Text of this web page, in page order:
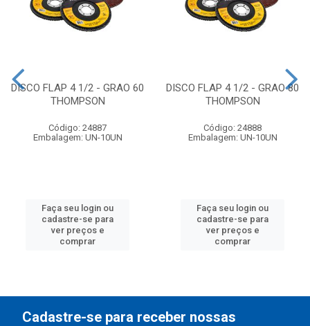
DISCO FLAP 4 1/2 - GRAO 60
THOMPSON
Código: 24887
Embalagem: UN-10UN
Faça seu login ou
cadastre-se para
ver preços e
comprar
DISCO FLAP 4 1/2 - GRAO 80
THOMPSON
Código: 24888
Embalagem: UN-10UN
Faça seu login ou
cadastre-se para
ver preços e
comprar
Cadastre-se para receber nossas